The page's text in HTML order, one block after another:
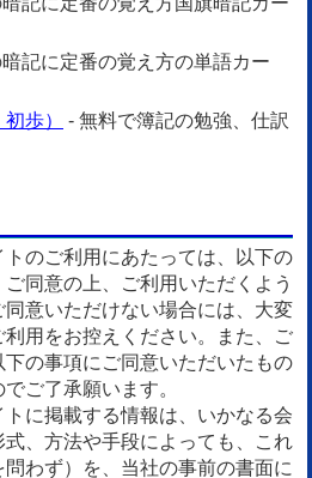
記に定番の覚え方の単語カー
歩）
- 無料で簿記の勉強、仕訳
のご利用にあたっては、以下の
同意の上、ご利用いただくよう
意いただけない場合には、大変
用をお控えください。また、ご
の事項にご同意いただいたもの
ご了承願います。
に掲載する情報は、いかなる会
、方法や手段によっても、これ
わず）を、当社の事前の書面に